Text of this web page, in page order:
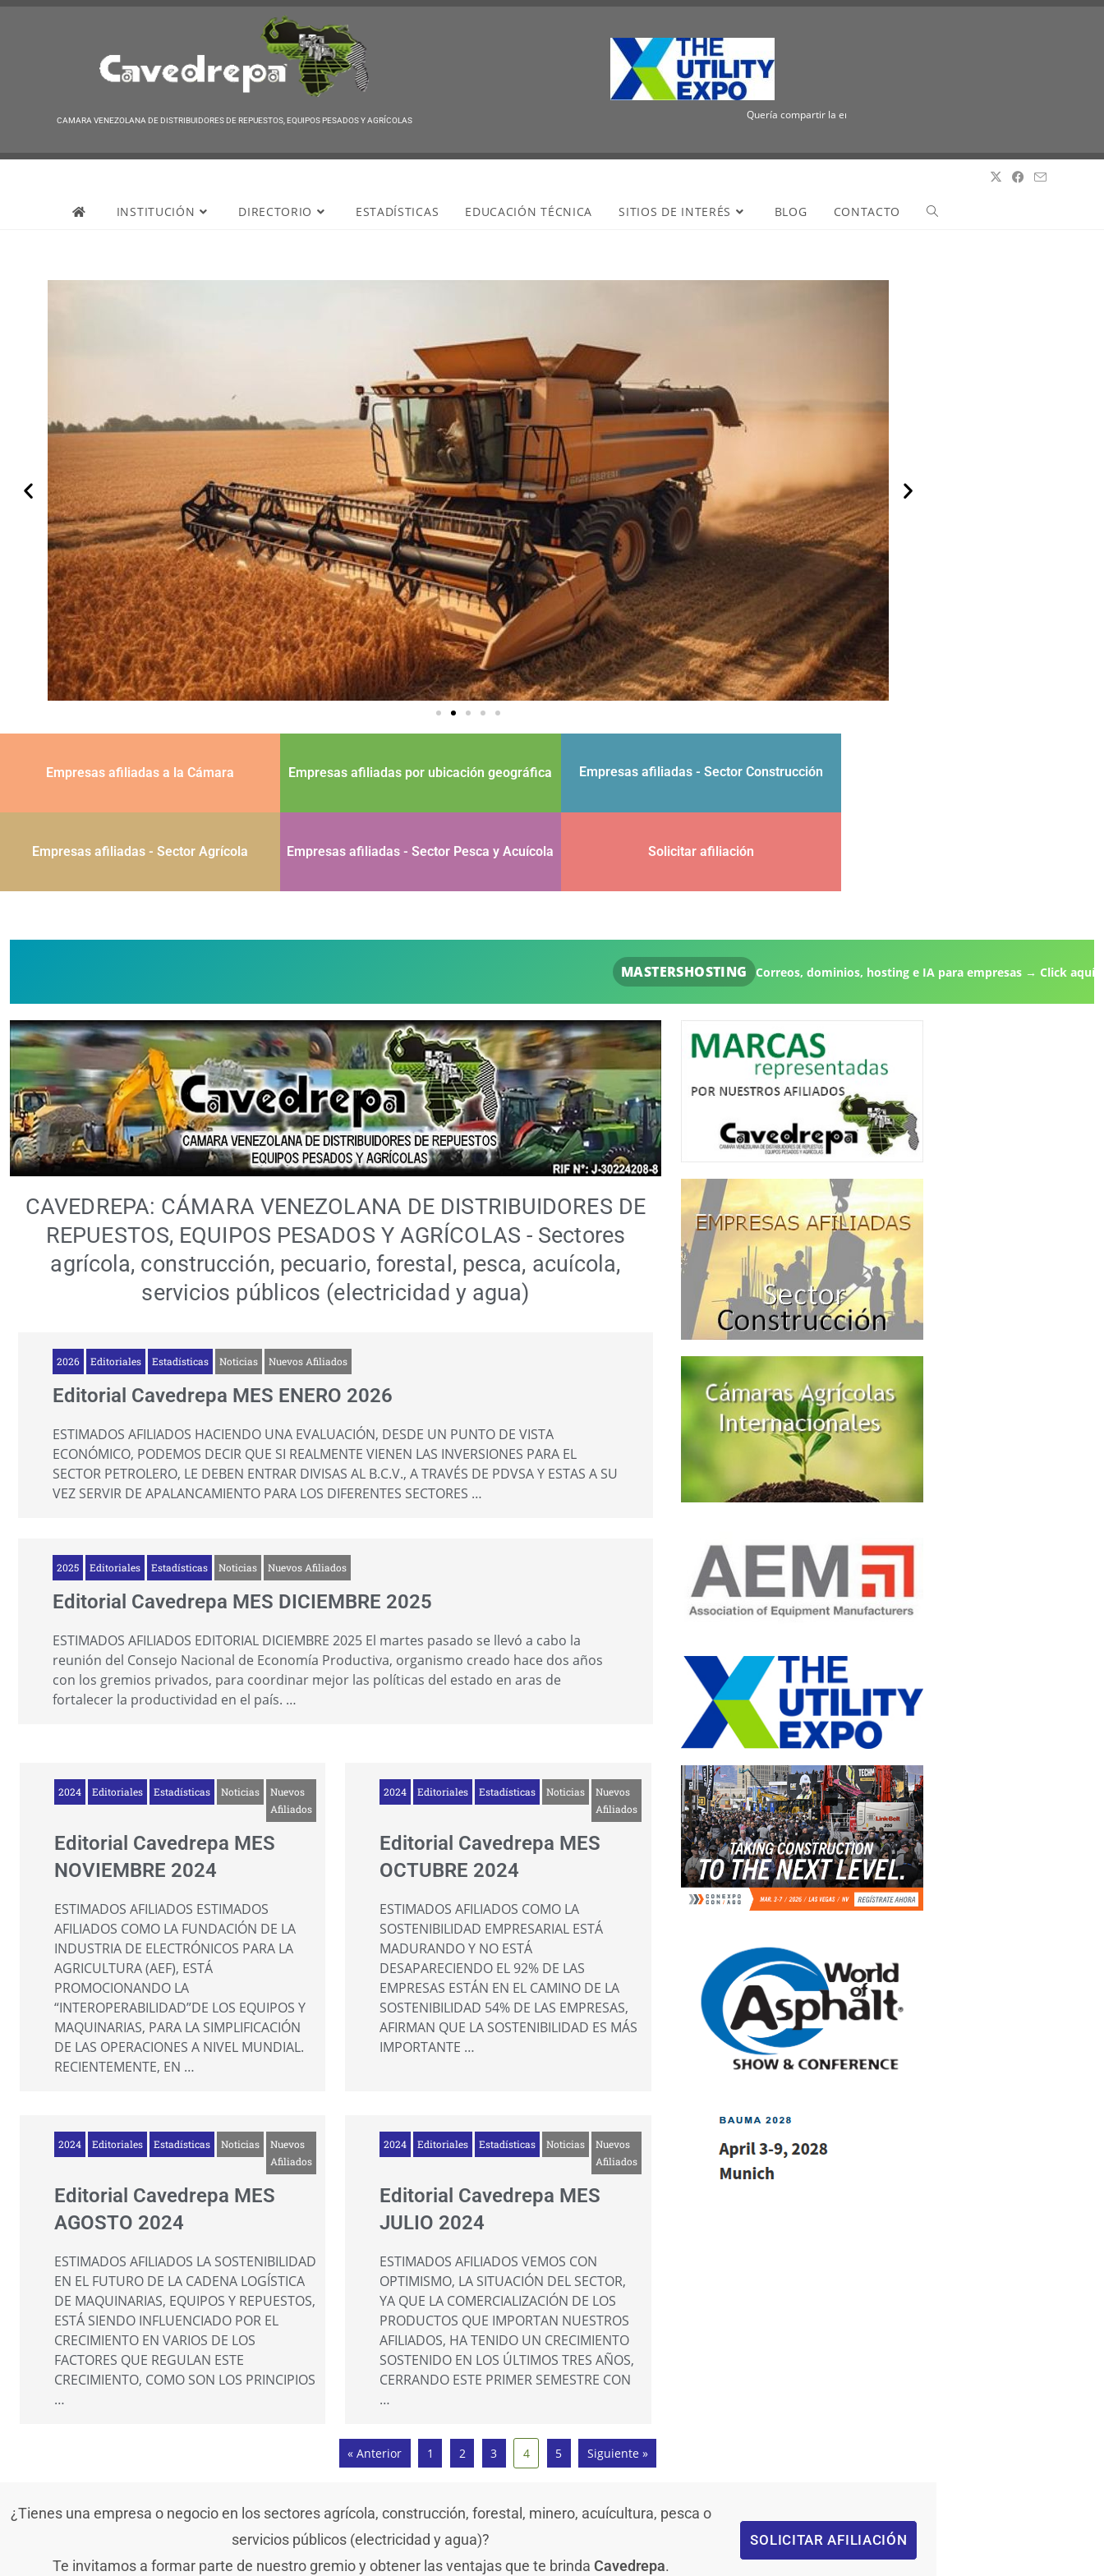
CAMARA VENEZOLANA DE DISTRIBUIDORES DE REPUESTOS, EQUIPOS PESADOS Y AGRÍCOLAS Quería compartir la emocionante noticia de que ICUEE tiene un nuevo nombre,
INSTITUCIÓN DIRECTORIO ESTADÍSTICAS EDUCACIÓN TÉCNICA SITIOS DE INTERÉS BLOG CONTACTO
Empresas afiliadas a la Cámara Empresas afiliadas por ubicación geográfica Empresas afiliadas - Sector Construcción
Empresas afiliadas - Sector Agrícola Empresas afiliadas - Sector Pesca y Acuícola Solicitar afiliación
MASTERSHOSTING Correos, dominios, hosting e IA para empresas → Click aquí
CAVEDREPA: CÁMARA VENEZOLANA DE DISTRIBUIDORES DE
REPUESTOS, EQUIPOS PESADOS Y AGRÍCOLAS - Sectores
agrícola, construcción, pecuario, forestal, pesca, acuícola,
servicios públicos (electricidad y agua)
2026 Editoriales Estadísticas Noticias Nuevos Afiliados
Editorial Cavedrepa MES ENERO 2026
ESTIMADOS AFILIADOS HACIENDO UNA EVALUACIÓN, DESDE UN PUNTO DE VISTA
ECONÓMICO, PODEMOS DECIR QUE SI REALMENTE VIENEN LAS INVERSIONES PARA EL
SECTOR PETROLERO, LE DEBEN ENTRAR DIVISAS AL B.C.V., A TRAVÉS DE PDVSA Y ESTAS A SU
VEZ SERVIR DE APALANCAMIENTO PARA LOS DIFERENTES SECTORES …
2025 Editoriales Estadísticas Noticias Nuevos Afiliados
Editorial Cavedrepa MES DICIEMBRE 2025
ESTIMADOS AFILIADOS EDITORIAL DICIEMBRE 2025 El martes pasado se llevó a cabo la
reunión del Consejo Nacional de Economía Productiva, organismo creado hace dos años
con los gremios privados, para coordinar mejor las políticas del estado en aras de
fortalecer la productividad en el país. …
2024 Editoriales Estadísticas Noticias
Nuevos
Afiliados
Editorial Cavedrepa MES
NOVIEMBRE 2024
ESTIMADOS AFILIADOS ESTIMADOS
AFILIADOS COMO LA FUNDACIÓN DE LA
INDUSTRIA DE ELECTRÓNICOS PARA LA
AGRICULTURA (AEF), ESTÁ
PROMOCIONANDO LA
“INTEROPERABILIDAD”DE LOS EQUIPOS Y
MAQUINARIAS, PARA LA SIMPLIFICACIÓN
DE LAS OPERACIONES A NIVEL MUNDIAL.
RECIENTEMENTE, EN …
2024 Editoriales Estadísticas Noticias
Nuevos
Afiliados
Editorial Cavedrepa MES
OCTUBRE 2024
ESTIMADOS AFILIADOS COMO LA
SOSTENIBILIDAD EMPRESARIAL ESTÁ
MADURANDO Y NO ESTÁ
DESAPARECIENDO EL 92% DE LAS
EMPRESAS ESTÁN EN EL CAMINO DE LA
SOSTENIBILIDAD 54% DE LAS EMPRESAS,
AFIRMAN QUE LA SOSTENIBILIDAD ES MÁS
IMPORTANTE …
2024 Editoriales Estadísticas Noticias
Nuevos
Afiliados
Editorial Cavedrepa MES
AGOSTO 2024
ESTIMADOS AFILIADOS LA SOSTENIBILIDAD
EN EL FUTURO DE LA CADENA LOGÍSTICA
DE MAQUINARIAS, EQUIPOS Y REPUESTOS,
ESTÁ SIENDO INFLUENCIADO POR EL
CRECIMIENTO EN VARIOS DE LOS
FACTORES QUE REGULAN ESTE
CRECIMIENTO, COMO SON LOS PRINCIPIOS
…
2024 Editoriales Estadísticas Noticias
Nuevos
Afiliados
Editorial Cavedrepa MES
JULIO 2024
ESTIMADOS AFILIADOS VEMOS CON
OPTIMISMO, LA SITUACIÓN DEL SECTOR,
YA QUE LA COMERCIALIZACIÓN DE LOS
PRODUCTOS QUE IMPORTAN NUESTROS
AFILIADOS, HA TENIDO UN CRECIMIENTO
SOSTENIDO EN LOS ÚLTIMOS TRES AÑOS,
CERRANDO ESTE PRIMER SEMESTRE CON
…
« Anterior 1 2 3 4 5 Siguiente »
¿Tienes una empresa o negocio en los sectores agrícola, construcción, forestal, minero, acuícultura, pesca o
servicios públicos (electricidad y agua)?
Te invitamos a formar parte de nuestro gremio y obtener las ventajas que te brinda Cavedrepa.
SOLICITAR AFILIACIÓN